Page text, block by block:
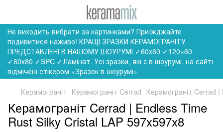
Не виходить вибрати за картинками? Приїжджайте
подивитися наживо! КРАЩІ ЗРАЗКИ КЕРАМОГРАНІТУ
ПРЕДСТАВЛЕНІ В НАШОМУ ШОУРУМІ ✓60x60 ✓120×60
✓80x80 ✓SPC ✓Ламінат. Усі зразки, які є в шоурумі, на сайті
відмічені стікером «Зразок в шоурумі».
Керамограніт Керамограніт Cerrad Керамограніт Cerrad
Керамограніт Cerrad | Endless Time
Rust Silky Cristal LAP 597x597x8